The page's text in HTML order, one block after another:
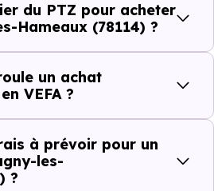
logement à Magny-les-
achat immobilier à Magny-les-
du PTZ pour acheter
Hameaux (78114) ?
un achat
VEFA ?
à prévoir pour un
les-
?